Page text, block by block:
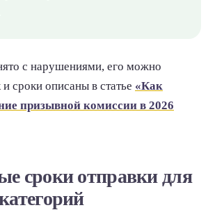
с нарушениями, его можно
сроки описаны в статье «Как
призывной комиссии в 2026
сроки отправки для